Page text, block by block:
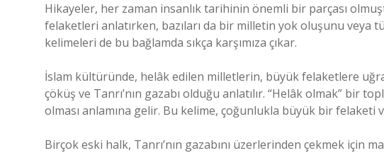
Hikayeler, her zaman insanlık tarihinin önemli bir parçası
felaketleri anlatırken, bazıları da bir milletin yok oluşunu veya
kelimeleri de bu bağlamda sıkça karşımıza çıkar.
İslam kültüründe, helâk edilen milletlerin, büyük felaketlere
çöküş ve Tanrı’nın gazabı olduğu anlatılır. “Helâk olmak” bir
olması anlamına gelir. Bu kelime, çoğunlukla büyük bir
Birçok eski halk, Tanrı’nın gazabını üzerlerinden çekmek için